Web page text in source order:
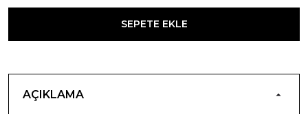
SEPETE EKLE
AÇIKLAMA